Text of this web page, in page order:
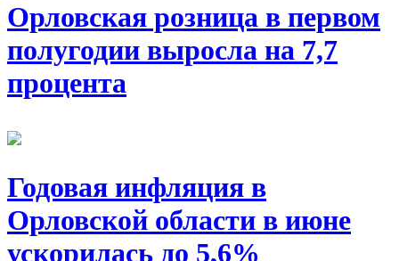
Орловская розница в первом
полугодии выросла на 7,7
процента
Годовая инфляция в
Орловской области в июне
ускорилась до 5,6%